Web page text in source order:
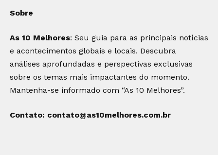
Sobre
As 10 Melhores: Seu guia para as principais notícias
e acontecimentos globais e locais. Descubra
análises aprofundadas e perspectivas exclusivas
sobre os temas mais impactantes do momento.
Mantenha-se informado com “As 10 Melhores”.
Contato: contato@as10melhores.com.br